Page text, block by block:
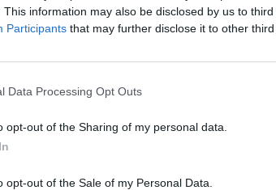
This information may also be disclosed by us to
Participants that may further disclose it to other third
Data Processing Opt Outs
opt-out of the Sharing of my personal data.
opt-out of the Sale of my Personal Data.
Suivi-de-